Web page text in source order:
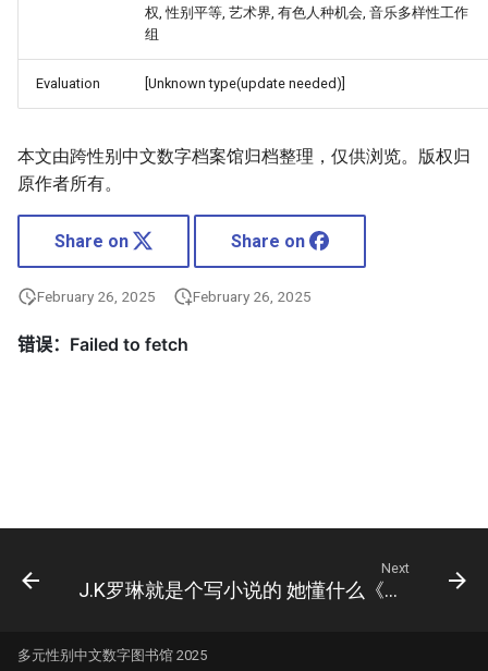
权, 性别平等, 艺术界, 有色人种机会, 音乐多样性工作
组
Evaluation [Unknown type(update needed)]
本文由跨性别中文数字档案馆归档整理，仅供浏览。版权归
原作者所有。
Share on Share on
February 26, 2025 February 26, 2025
Next
J.K罗琳就是个写小说的 她懂什么《哈利·波特》
多元性别中文数字图书馆 2025